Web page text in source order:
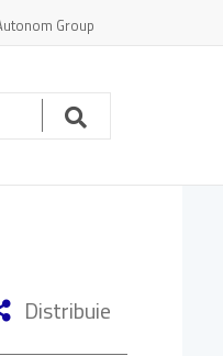
Group
Distribuie